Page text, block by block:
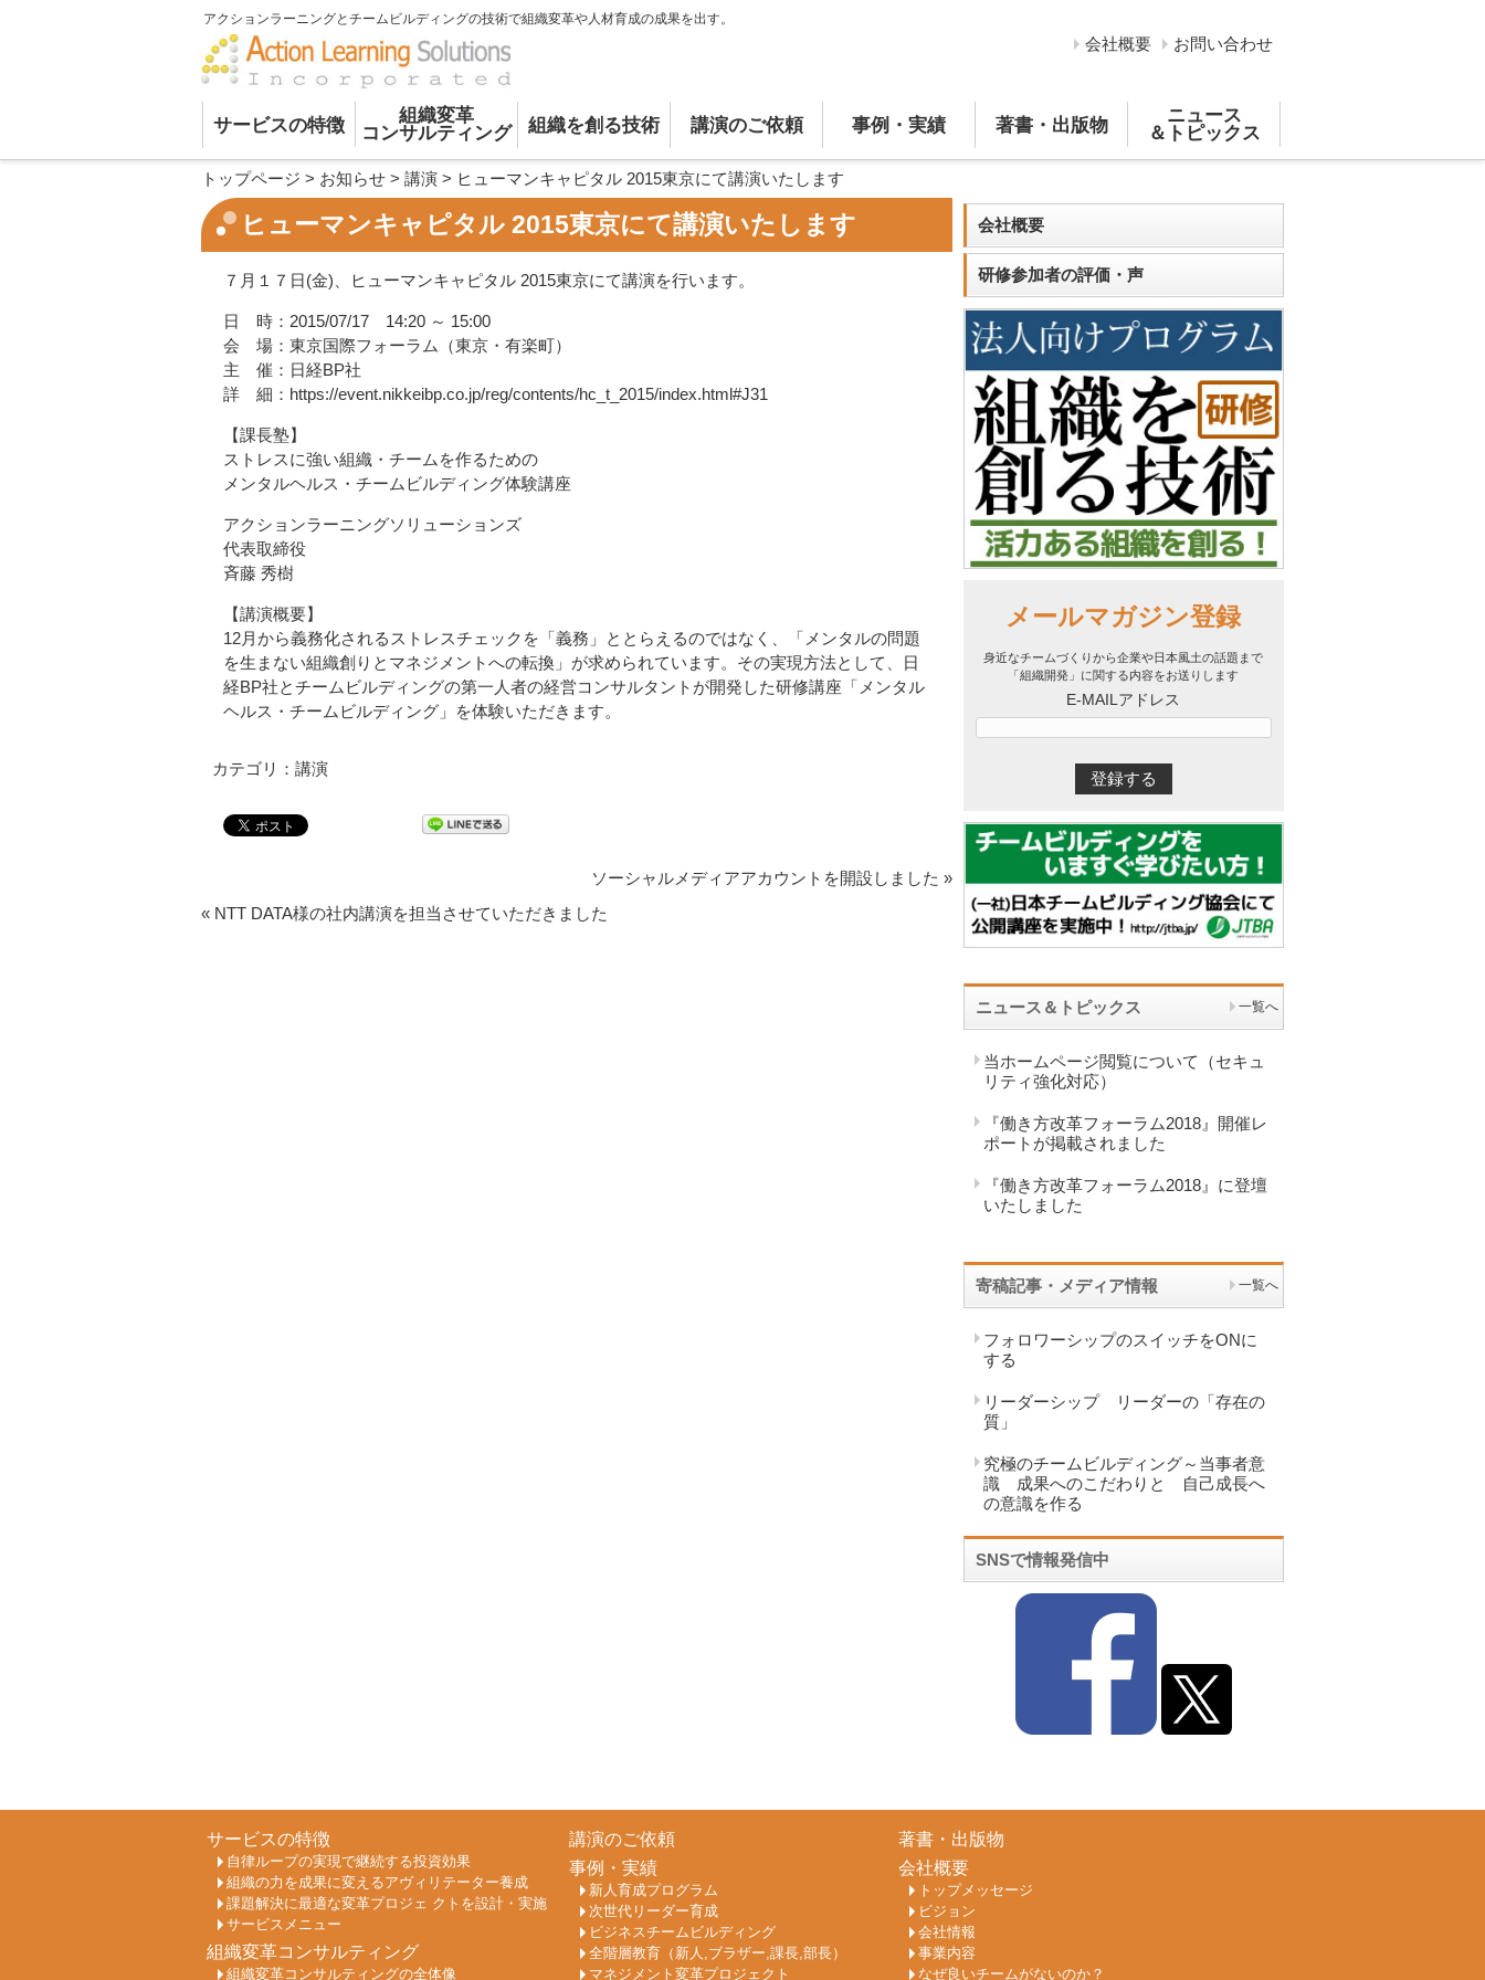
アクションラーニングとチームビルディングの技術で組織変革や人材育成の成果を出す。
お問い合わせ
会社概要
サービスの特徴
組織変革
コンサルティング
組織を創る技術 講演のご依頼 事例・実績 著書・出版物
ニュース
＆トピックス
トップページ > お知らせ > 講演 > ヒューマンキャピタル 2015東京にて講演いたします
ヒューマンキャピタル 2015東京にて講演いたします
７月１７日(金)、ヒューマンキャピタル 2015東京にて講演を行います。
日 時：2015/07/17 14:20 ～ 15:00
会 場：東京国際フォーラム（東京・有楽町）
主 催：日経BP社
詳 細： https://event.nikkeibp.co.jp/reg/contents/hc_t_2015/index.html#J31
【課長塾】
ストレスに強い組織・チームを作るための
メンタルヘルス・チームビルディング体験講座
アクションラーニングソリューションズ
代表取締役
斉藤 秀樹
【講演概要】
12月から義務化されるストレスチェックを「義務」ととらえるのではなく、「メンタルの問題
を生まない組織創りとマネジメントへの転換」が求められています。その実現方法として、日
経BP社とチームビルディングの第一人者の経営コンサルタントが開発した研修講座「メンタル
ヘルス・チームビルディング」を体験いただきます。
カテゴリ：講演
ソーシャルメディアアカウントを開設しました »
« NTT DATA様の社内講演を担当させていただきました
会社概要
研修参加者の評価・声
メールマガジン登録
身近なチームづくりから企業や日本風土の話題まで
「組織開発」に関する内容をお送りします
E-MAILアドレス
ニュース＆トピックス 一覧へ
当ホームページ閲覧について（セキュ
リティ強化対応）
『働き方改革フォーラム2018』開催レ
ポートが掲載されました
『働き方改革フォーラム2018』に登壇
いたしました
寄稿記事・メディア情報 一覧へ
フォロワーシップのスイッチをONに
する
リーダーシップ リーダーの「存在の
質」
究極のチームビルディング～当事者意
識 成果へのこだわりと 自己成長へ
の意識を作る
SNSで情報発信中
サービスの特徴
自律ループの実現で継続する投資効果
組織の力を成果に変えるアヴィリテーター養成
課題解決に最適な変革プロジェ クトを設計・実施
サービスメニュー
組織変革コンサルティング
組織変革コンサルティングの全体像
講演のご依頼
事例・実績
新人育成プログラム
次世代リーダー育成
ビジネスチームビルディング
全階層教育（新人,ブラザー,課長,部長）
マネジメント変革プロジェクト
著書・出版物
会社概要
トップメッセージ
ビジョン
会社情報
事業内容
なぜ良いチームがないのか？